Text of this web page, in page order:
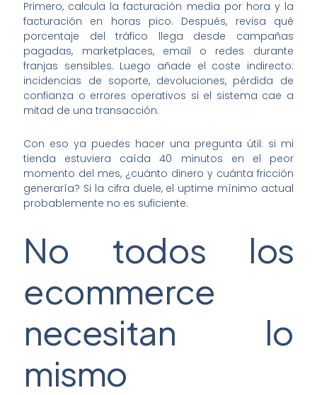
Primero, calcula la facturación media por hora y la
facturación en horas pico. Después, revisa qué
porcentaje del tráfico llega desde campañas
pagadas, marketplaces, email o redes durante
franjas sensibles. Luego añade el coste indirecto:
incidencias de soporte, devoluciones, pérdida de
confianza o errores operativos si el sistema cae a
mitad de una transacción.
Con eso ya puedes hacer una pregunta útil: si mi
tienda estuviera caída 40 minutos en el peor
momento del mes, ¿cuánto dinero y cuánta fricción
generaría? Si la cifra duele, el uptime mínimo actual
probablemente no es suficiente.
No todos los
ecommerce
necesitan lo
mismo